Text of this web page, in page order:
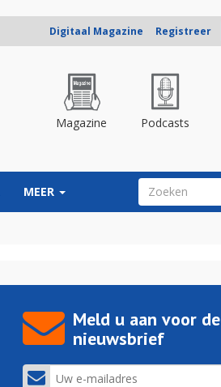
Digitaal Magazine Registreer
Magazine Podcasts
MEER ZOEKVELD
Meld u aan voor de
nieuwsbrief